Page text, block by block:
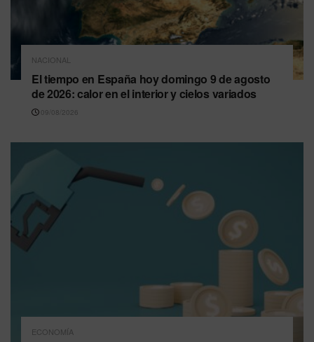
NACIONAL
El tiempo en España hoy domingo 9 de agosto
de 2026: calor en el interior y cielos variados
09/08/2026
ECONOMÍA